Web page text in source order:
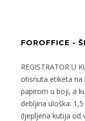
FOROFFICE -
REGISTRATOR U
otisnuta etiketa na
papirom u boji, a
debljina uloška:
(ljepljena kutija od